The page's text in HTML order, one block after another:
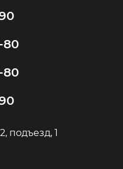
80
80
подъезд, 1